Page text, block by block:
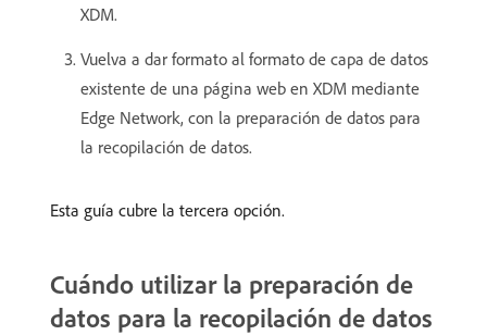
XDM.
Vuelva a dar formato al formato de capa de datos
existente de una página web en XDM mediante
Edge Network, con la preparación de datos para
la recopilación de datos.
Esta guía cubre la tercera opción.
Cuándo utilizar la preparación de
datos para la recopilación de datos